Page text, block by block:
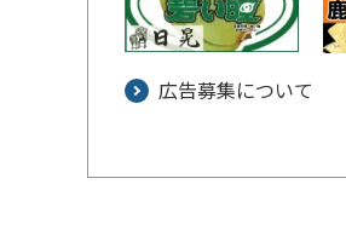
広告募集について